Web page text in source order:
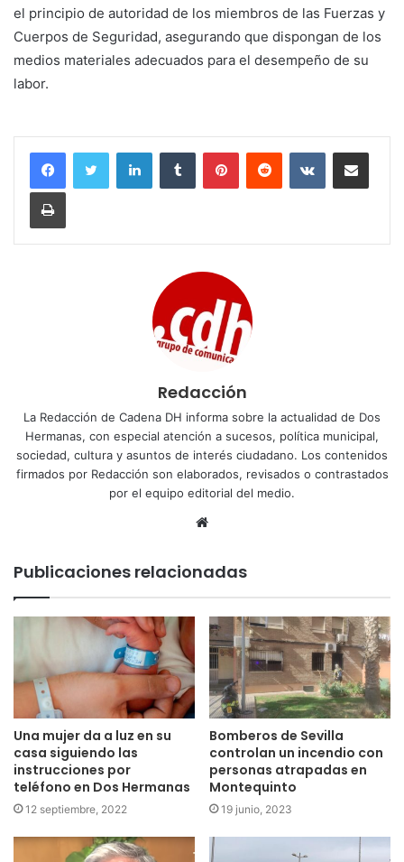
el principio de autoridad de los miembros de las Fuerzas y
Cuerpos de Seguridad, asegurando que dispongan de los
medios materiales adecuados para el desempeño de su
labor.
LinkedInTumblr PinterestReddit VKontakteCompartir por
Imprimir
Redacción
La Redacción de Cadena DH informa sobre la actualidad de Dos
Hermanas, con especial atención a sucesos, política municipal,
sociedad, cultura y asuntos de interés ciudadano. Los contenidos
firmados por Redacción son elaborados, revisados o contrastados
por el equipo editorial del medio.
Sitio
Publicaciones relacionadas
Una mujer da a luz en su
casa siguiendo las
instrucciones por
teléfono en Dos Hermanas
12 septiembre, 2022
Bomberos de Sevilla
controlan un incendio con
personas atrapadas en
Montequinto
19 junio, 2023